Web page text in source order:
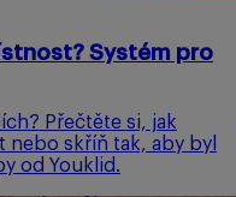
Systém pro
Přečtěte si, jak
skříň tak, aby byl
od Youklid.